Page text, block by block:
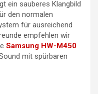
ein sauberes Klangbild
den normalen
für ausreichend
empfehlen wir
Samsung HW-M450
mit spürbaren